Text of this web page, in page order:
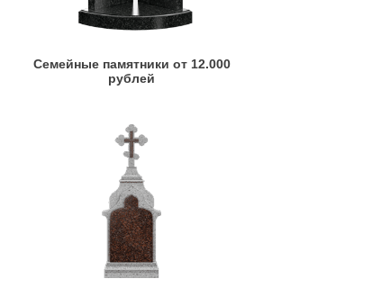
Семейные памятники от 12.000
рублей